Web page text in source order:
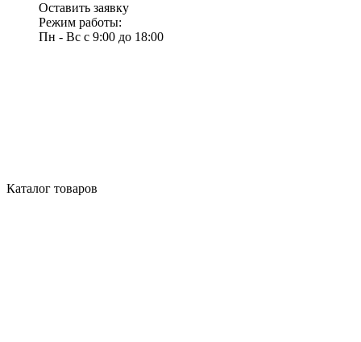
Оставить заявку
Режим работы:
Пн - Вс с 9:00 до 18:00
Каталог товаров